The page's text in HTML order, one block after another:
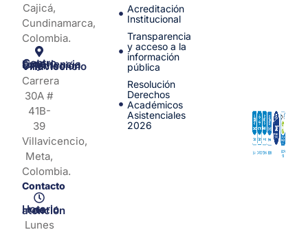
Cajicá,
Cundinamarca,
Colombia.
Centro de Experiencia y Orientación Villavicencio
Carrera
30A #
41B-
39
Villavicencio,
Meta,
Colombia.
Contacto
Horario de atención
Lunes
Acreditación
Institucional
Transparencia
y acceso a la
información
pública
Resolución
Derechos
Académicos
Asistenciales
2026